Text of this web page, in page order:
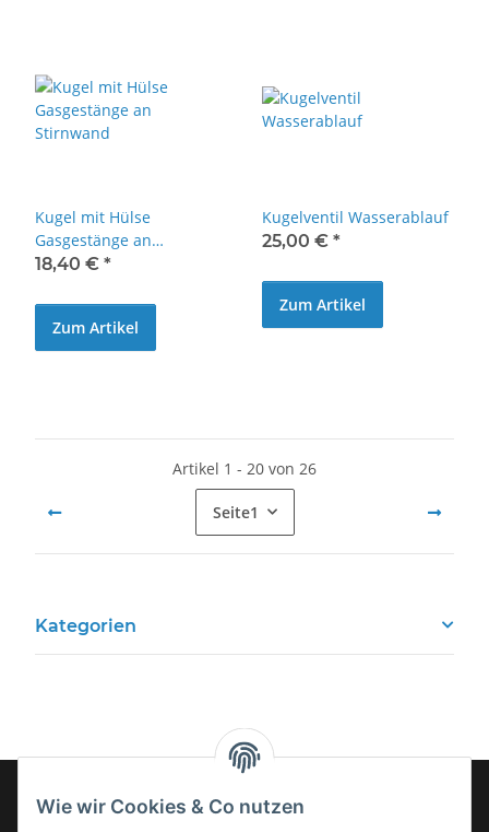
Wie wir Cookies & Co nutzen
Kugel mit Hülse
Gasgestänge an
Stirnwand
18,40 € *
Zum Artikel
Kugelventil Wasserablauf
25,00 € *
Zum Artikel
Artikel 1 - 20 von 26
Seite1
Kategorien